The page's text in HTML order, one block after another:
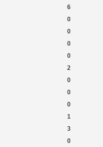
6
0
0
0
0
2
0
0
0
1
3
0